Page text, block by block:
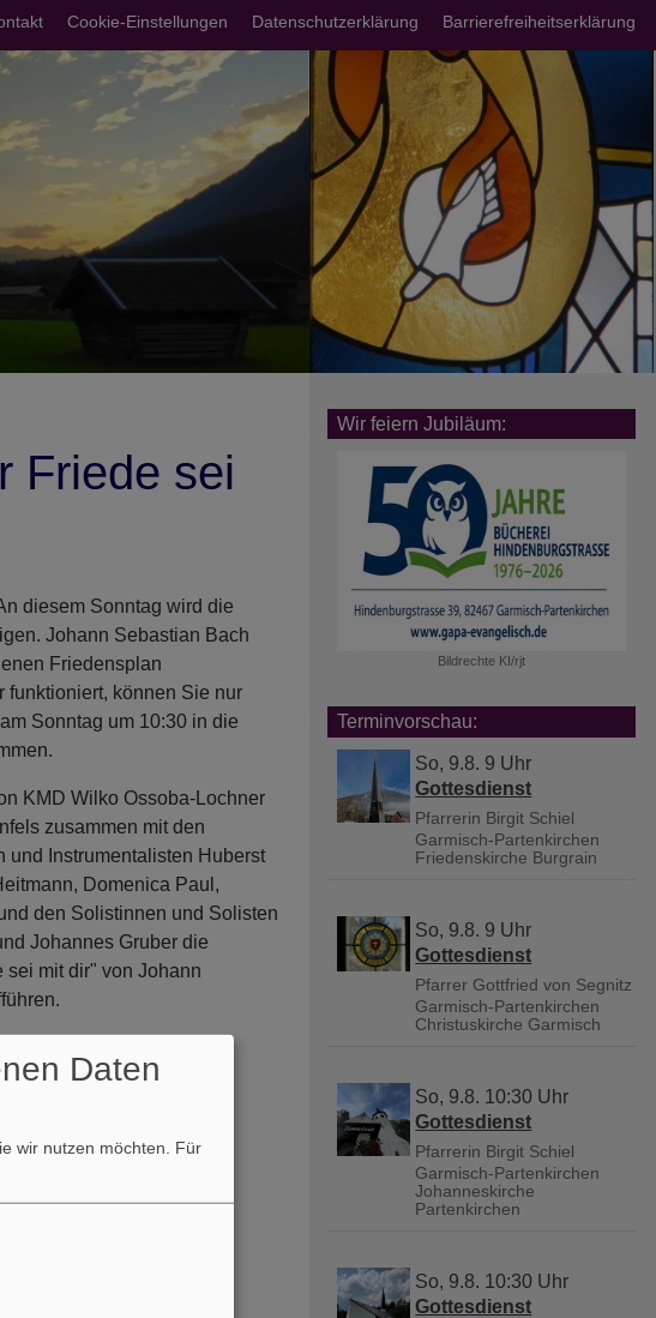
Cookie-Einstellungen Datenschutzerklärung Barrierefreiheitserklärung
Friede sei
diesem Sonntag wird die
Johann Sebastian Bach
Friedensplan
funktioniert, können Sie nur
Sonntag um 10:30 in die
KMD Wilko Ossoba-Lochner
zusammen mit den
und Instrumentalisten Huberst
Domenica Paul,
den Solistinnen und Solisten
Johannes Gruber die
sei mit dir" von Johann
J. Tikwe.
Wir feiern Jubiläum:
Bildrechte KI/rjt
Terminvorschau:
So, 9.8. 9 Uhr
Gottesdienst
Pfarrerin Birgit Schiel
Garmisch-Partenkirchen
Friedenskirche Burgrain
So, 9.8. 9 Uhr
Gottesdienst
Pfarrer Gottfried von Segnitz
Garmisch-Partenkirchen
Christuskirche Garmisch
So, 9.8. 10:30 Uhr
Gottesdienst
Pfarrerin Birgit Schiel
Garmisch-Partenkirchen
Johanneskirche
Partenkirchen
So, 9.8. 10:30 Uhr
Gottesdienst
Daten
wir nutzen möchten. Für